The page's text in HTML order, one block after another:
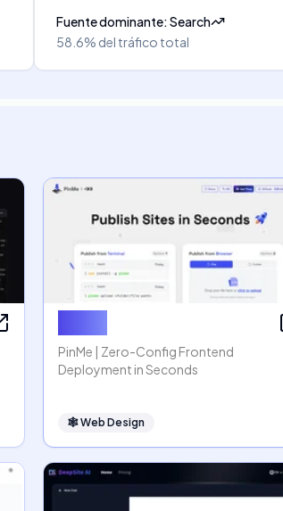
Fuente dominante:Search
58.6% del tráfico total
PinMe | Zero-Config Frontend
Deployment in Seconds
🕸Web Design